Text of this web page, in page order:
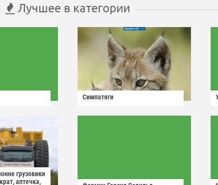
Лучшее в категории
Симпатяги
грузовики
аптечка,